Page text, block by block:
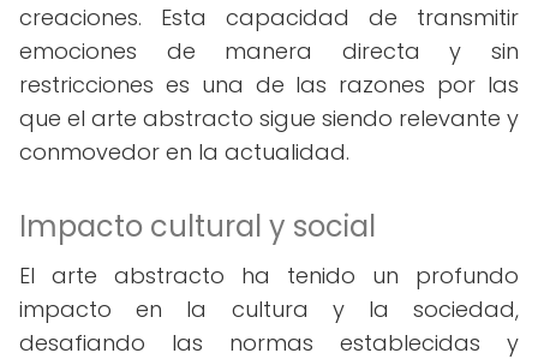
creaciones. Esta capacidad de transmitir
emociones de manera directa y sin
restricciones es una de las razones por las
que el arte abstracto sigue siendo relevante y
conmovedor en la actualidad.
Impacto cultural y social
El arte abstracto ha tenido un profundo
impacto en la cultura y la sociedad,
desafiando las normas establecidas y